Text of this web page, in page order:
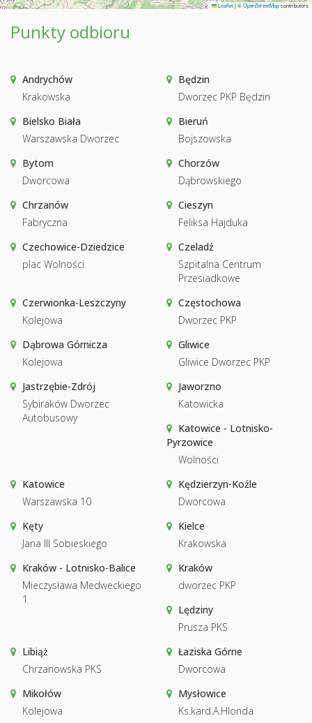
Leaflet|©OpenStreetMapcontributors
Punkty odbioru
Andrychów
Krakowska
Będzin
Dworzec PKP Będzin
Bielsko Biała
Warszawska Dworzec
Bieruń
Bojszowska
Bytom
Dworcowa
Chorzów
Dąbrowskiego
Chrzanów
Fabryczna
Cieszyn
Feliksa Hajduka
Czechowice-Dziedzice
plac Wolności
Czeladź
Szpitalna Centrum
Przesiadkowe
Czerwionka-Leszczyny
Kolejowa
Częstochowa
Dworzec PKP
Dąbrowa Górnicza
Kolejowa
Gliwice
Gliwice Dworzec PKP
Jastrzębie-Zdrój
Sybiraków Dworzec
Autobusowy
Jaworzno
Katowicka
Katowice - Lotnisko-
Pyrzowice
Wolności
Katowice
Warszawska 10
Kędzierzyn-Koźle
Dworcowa
Kęty
Jana III Sobieskiego
Kielce
Krakowska
Kraków - Lotnisko-Balice
Mieczysława Medweckiego
1
Kraków
dworzec PKP
Lędziny
Prusza PKS
Libiąż
Chrzanowska PKS
Łaziska Górne
Dworcowa
Mikołów
Kolejowa
Mysłowice
Ks.kard.A.Hlonda